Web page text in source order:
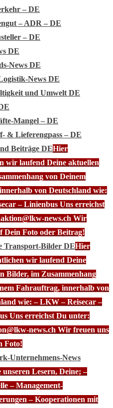
– DE
– ADR – DE
– DE
DE
News DE
News DE
und Umwelt DE
Mangel – DE
& Lieferengpass – DE
Beiträge DEHier
wir laufend Deine aktuellen
von Deinem
von Deutschland wie:
– Linienbus Uns erreichst
news.ch Wir
Dein Foto oder Beitrag!
Transport-Bilder DEHier
wir laufend Deine
Bilder, im Zusammenhang
Fahrauftrag, innerhalb von
wie: – LKW – Reisecar –
Uns erreichst Du unter:
news.ch Wir freuen uns
Foto!
Unternehmens-News
unseren Lesern, Deine; –
– Management-
– Kooperationen mit